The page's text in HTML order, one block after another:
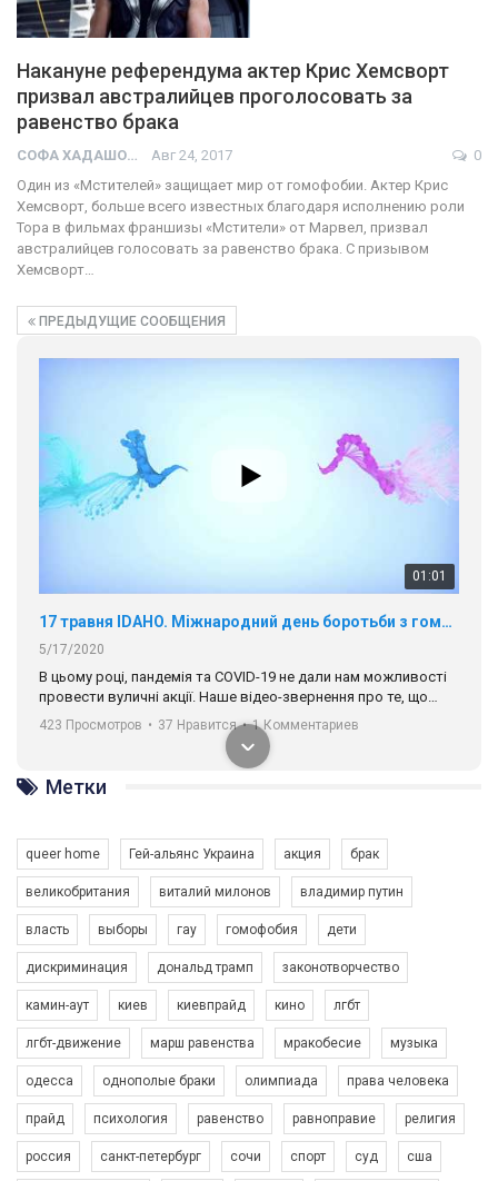
Накануне референдума актер Крис Хемсворт
призвал австралийцев проголосовать за
равенство брака
СОФА ХАДАШОТ Авг 24, 2017
0
Один из «Мстителей» защищает мир от гомофобии. Актер Крис
Хемсворт, больше всего известных благодаря исполнению роли
Тора в фильмах франшизы «Мстители» от Марвел, призвал
австралийцев голосовать за равенство брака. С призывом
Хемсворт…
ПРЕДЫДУЩИЕ СООБЩЕНИЯ
01:01
17 травня IDAHO. Міжнародний день боротьби з гомофобією трансфобією і біфобія.
5/17/2020
В цьому році, пандемія та COVІD-19 не дали нам можливості
провести вуличні акції. Наше відео-звернення про те, що
навіть коли ми у різних містах та не можемо зустрінеться, ми
разом. Ми закликаємо всіх хто поділяє цінності рівності та
солідарності, приєднатися до нас. Регіональні підрозділи
ГАУ є в 16 областях України.
Разом наш голос лунає гучніше!
423 Просмотров • 37 Нравится • 1 Комментариев
Зупинимо насильство проти ЛГБТ в Україні! Stop violence against LGBT in Ukraine!
6/30/2017
Емоційний та вражаючий промо-ролік на конкурс PACT, який
представляє програму "Гей-альянс Україна" з протидії
насильству проти ЛГБТ в Україні.
1.9K Просмотров • 226 Нравится • 5 Комментариев
Метки
queer home Гей-альянс Украина акция брак
великобритания виталий милонов владимир путин
власть выборы гау гомофобия дети
дискриминация дональд трамп законотворчество
камин-аут киев киевпрайд кино лгбт
лгбт-движение марш равенства мракобесие музыка
одесса однополые браки олимпиада права человека
прайд психология равенство равноправие религия
россия санкт-петербург сочи спорт суд сша